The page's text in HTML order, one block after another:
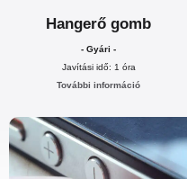
Hangerő gomb
- Gyári -
Javítási idő: 1 óra
További információ